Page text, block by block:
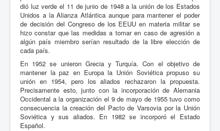
dió luz verde el 11 de junio de 1948 a la unión de los Estados
Unidos a la Alianza Atlántica aunque para mantener el poder
de decisión del Congreso de los EEUU en materia militar se
hizo constar que las medidas a tomar en caso de agresión a
algún país miembro serían resultado de la libre elección de
cada país.
En 1952 se unieron Grecia y Turquía. Con el objetivo de
mantener la paz en Europa la Unión Soviética propuso su
unión en 1954, pero los aliados rechazaron la propuesta.
Precisamente esto, junto con la incorporación de Alemania
Occidental a la organización el 9 de mayo de 1955 tuvo como
consecuencia la creación del Pacto de Varsovia por la Unión
Soviética y sus aliados. En 1982 se incorporó el Estado
Español.